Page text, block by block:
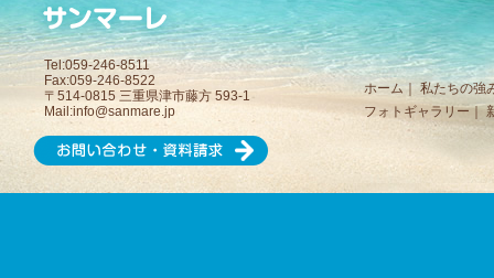
Tel:059-246-8511
Fax:059-246-8522
〒514-0815 三重県津市藤方 593-1
Mail:info@sanmare.jp
ホーム
私たちの強
フォトギャラリー｜